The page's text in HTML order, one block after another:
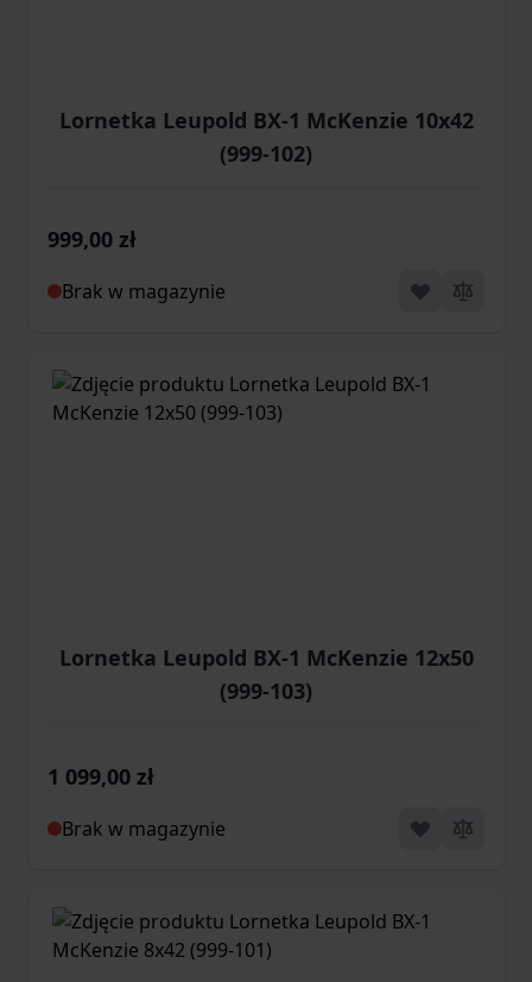
Lornetka Leupold BX-1 McKenzie 10x42
(999-102)
999,00 zł
Brak w magazynie
Lornetka Leupold BX-1 McKenzie 12x50
(999-103)
1 099,00 zł
Brak w magazynie